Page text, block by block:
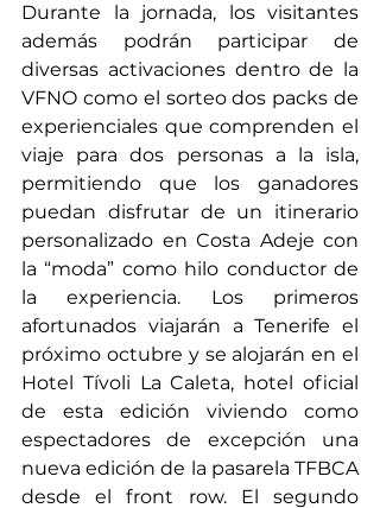
Durante la jornada, los visitantes
además podrán participar de
diversas activaciones dentro de la
VFNO como el sorteo dos packs de
experienciales que comprenden el
viaje para dos personas a la isla,
permitiendo que los ganadores
puedan disfrutar de un itinerario
personalizado en Costa Adeje con
la “moda” como hilo conductor de
la experiencia. Los primeros
afortunados viajarán a Tenerife el
próximo octubre y se alojarán en el
Hotel Tívoli La Caleta, hotel oficial
de esta edición viviendo como
espectadores de excepción una
nueva edición de la pasarela TFBCA
desde el front row. El segundo